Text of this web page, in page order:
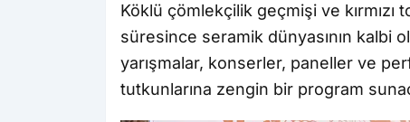
Köklü çömlekçilik geçmişi ve kırmızı
süresince seramik dünyasının kalbi
yarışmalar, konserler, paneller ve
tutkunlarına zengin bir program